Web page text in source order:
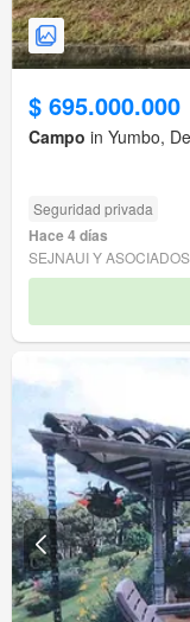
$ 695.000.000
Campo in Yumbo,
Seguridad privada
Hace 4 días
SEJNAUI Y